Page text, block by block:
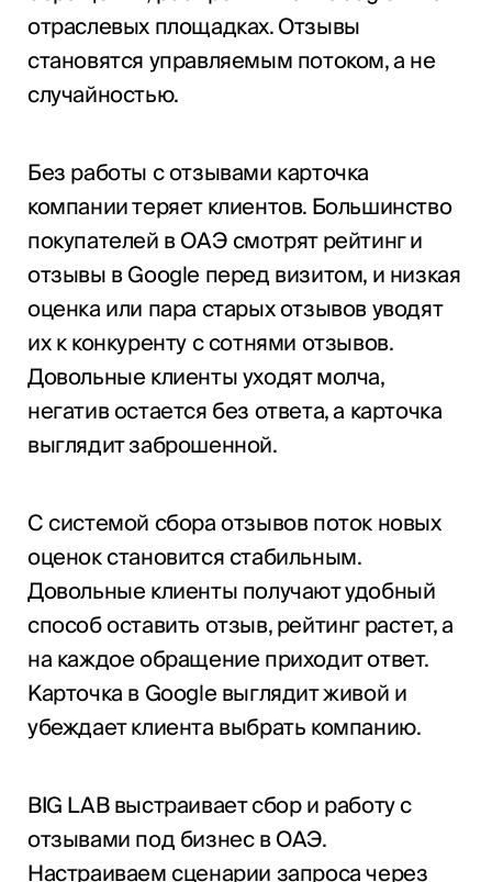
отраслевых площадках. Отзывы
становятся управляемым потоком, а не
случайностью.
Без работы с отзывами карточка
компании теряет клиентов. Большинство
покупателей в ОАЭ смотрят рейтинг и
отзывы в Google перед визитом, и низкая
оценка или пара старых отзывов уводят
их к конкуренту с сотнями отзывов.
Довольные клиенты уходят молча,
негатив остается без ответа, а карточка
выглядит заброшенной.
С системой сбора отзывов поток новых
оценок становится стабильным.
Довольные клиенты получают удобный
способ оставить отзыв, рейтинг растет, а
на каждое обращение приходит ответ.
Карточка в Google выглядит живой и
убеждает клиента выбрать компанию.
BIG LAB выстраивает сбор и работу с
отзывами под бизнес в ОАЭ.
Настраиваем сценарии запроса через